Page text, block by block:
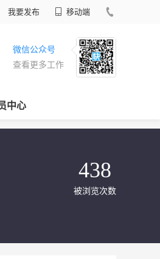
我要发布 移动端
微信公众号
查看更多工作
中心
438
被浏览次数